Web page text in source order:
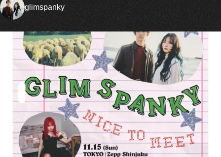
glimspanky